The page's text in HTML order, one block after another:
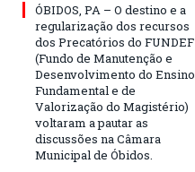
ÓBIDOS, PA – O destino e a
regularização dos recursos
dos Precatórios do FUNDEF
(Fundo de Manutenção e
Desenvolvimento do Ensino
Fundamental e de
Valorização do Magistério)
voltaram a pautar as
discussões na Câmara
Municipal de Óbidos.